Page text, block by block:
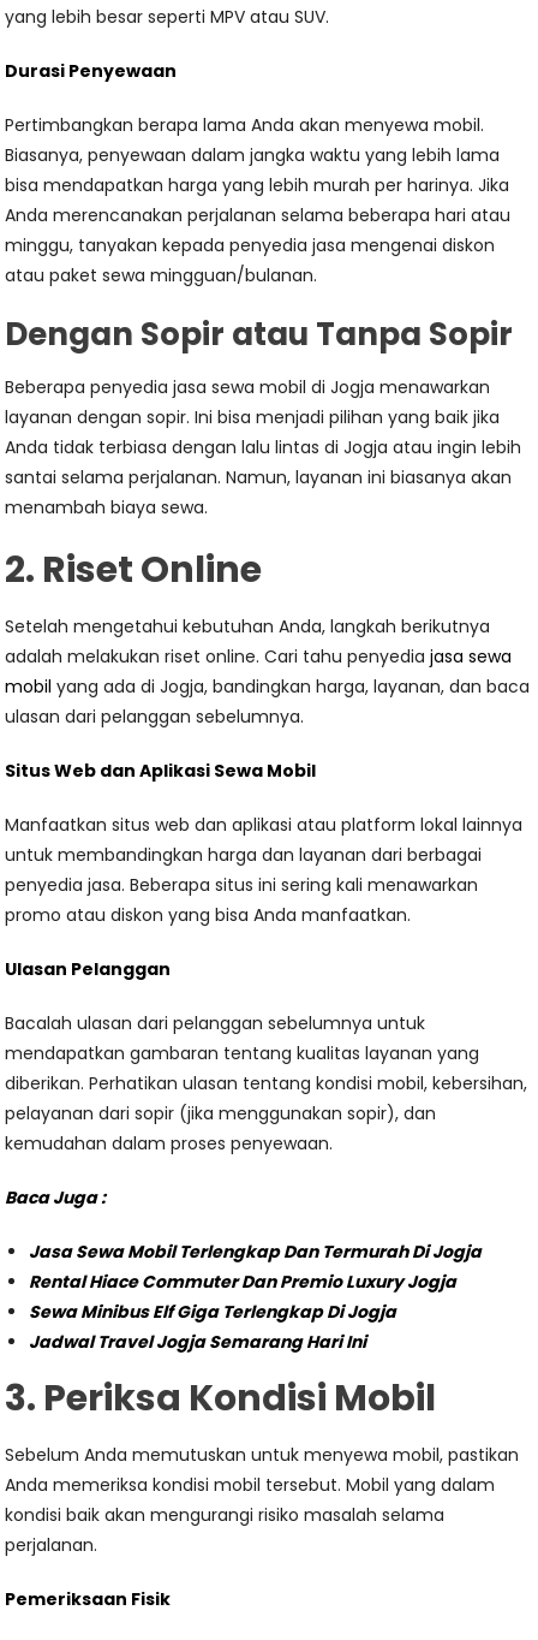
yang lebih besar seperti MPV atau SUV.
Durasi Penyewaan
Pertimbangkan berapa lama Anda akan menyewa mobil.
Biasanya, penyewaan dalam jangka waktu yang lebih lama
bisa mendapatkan harga yang lebih murah per harinya. Jika
Anda merencanakan perjalanan selama beberapa hari atau
minggu, tanyakan kepada penyedia jasa mengenai diskon
atau paket sewa mingguan/bulanan.
Dengan Sopir atau Tanpa Sopir
Beberapa penyedia jasa sewa mobil di Jogja menawarkan
layanan dengan sopir. Ini bisa menjadi pilihan yang baik jika
Anda tidak terbiasa dengan lalu lintas di Jogja atau ingin lebih
santai selama perjalanan. Namun, layanan ini biasanya akan
menambah biaya sewa.
2. Riset Online
Setelah mengetahui kebutuhan Anda, langkah berikutnya
adalah melakukan riset online. Cari tahu penyediajasa sewa
mobil yang ada di Jogja, bandingkan harga, layanan, dan baca
ulasan dari pelanggan sebelumnya.
Situs Web dan Aplikasi Sewa Mobil
Manfaatkan situs web dan aplikasi atau platform lokal lainnya
untuk membandingkan harga dan layanan dari berbagai
penyedia jasa. Beberapa situs ini sering kali menawarkan
promo atau diskon yang bisa Anda manfaatkan.
Ulasan Pelanggan
Bacalah ulasan dari pelanggan sebelumnya untuk
mendapatkan gambaran tentang kualitas layanan yang
diberikan. Perhatikan ulasan tentang kondisi mobil, kebersihan,
pelayanan dari sopir (jika menggunakan sopir), dan
kemudahan dalam proses penyewaan.
Baca Juga :
Jasa Sewa Mobil Terlengkap Dan Termurah Di Jogja
Rental Hiace Commuter Dan Premio Luxury Jogja
Sewa Minibus Elf Giga Terlengkap Di Jogja
Jadwal Travel Jogja Semarang Hari Ini
3. Periksa Kondisi Mobil
Sebelum Anda memutuskan untuk menyewa mobil, pastikan
Anda memeriksa kondisi mobil tersebut. Mobil yang dalam
kondisi baik akan mengurangi risiko masalah selama
perjalanan.
Pemeriksaan Fisik